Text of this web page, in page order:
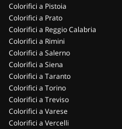
Colorifici a Pistoia
Colorifici a Prato
Colorifici a Reggio Calabria
Colorifici a Rimini
Colorifici a Salerno
Colorifici a Siena
Colorifici a Taranto
Colorifici a Torino
Colorifici a Treviso
Colorifici a Varese
Colorifici a Vercelli